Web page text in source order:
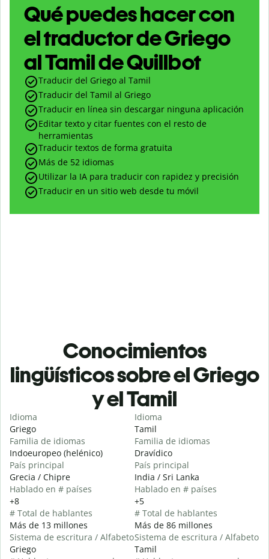
Qué puedes hacer con
el traductor de Griego
al Tamil de Quillbot
Traducir del Griego al Tamil
Traducir del Tamil al Griego
Traducir en línea sin descargar ninguna aplicación
Editar texto y citar fuentes con el resto de
herramientas
Traducir textos de forma gratuita
Más de 52 idiomas
Utilizar la IA para traducir con rapidez y precisión
Traducir en un sitio web desde tu móvil
Conocimientos
lingüísticos sobre el Griego
y el Tamil
Idioma
Griego
Familia de idiomas
Indoeuropeo (helénico)
País principal
Grecia / Chipre
Hablado en # países
+8
# Total de hablantes
Más de 13 millones
Sistema de escritura / Alfabeto
Griego
Idioma
Tamil
Familia de idiomas
Dravídico
País principal
India / Sri Lanka
Hablado en # países
+5
# Total de hablantes
Más de 86 millones
Sistema de escritura / Alfabeto
Tamil